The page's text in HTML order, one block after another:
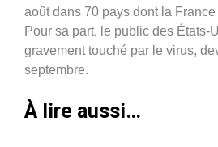
août dans 70 pays dont la
Pour sa part, le public des États-
gravement touché par le virus,
septembre.
À lire aussi…